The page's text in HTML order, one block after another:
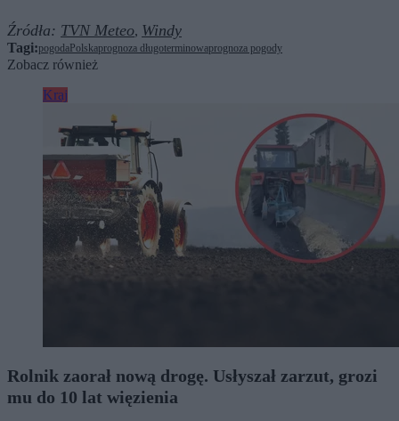
Źródła: TVN Meteo, Windy
Tagi:pogoda Polskaprognoza długoterminowaprognoza pogody
Zobacz również
Kraj
Rolnik zaorał nową drogę. Usłyszał zarzut, grozi
mu do 10 lat więzienia